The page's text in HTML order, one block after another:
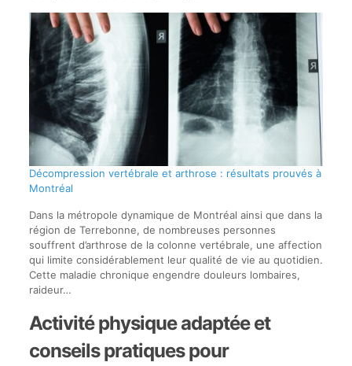
Décompression vertébrale et arthrose : résultats prouvés à
Montréal
Dans la métropole dynamique de Montréal ainsi que dans la
région de Terrebonne, de nombreuses personnes
souffrent d’arthrose de la colonne vertébrale, une affection
qui limite considérablement leur qualité de vie au quotidien.
Cette maladie chronique engendre douleurs lombaires,
raideur…
Activité physique adaptée et
conseils pratiques pour